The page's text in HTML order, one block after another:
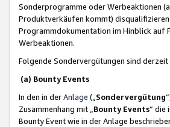
Sonderprogramme oder Werbeaktionen
Produktverkäufen kommt)
Programmdokumentation im Hinblick auf
Werbeaktionen.
Folgende Sondervergütungen sind
(a) Bounty Events
In den in derAnlage („ Sondervergütung
Zusammenhang mit „ Bounty Events“ die
Bounty Event wie in der Anlage